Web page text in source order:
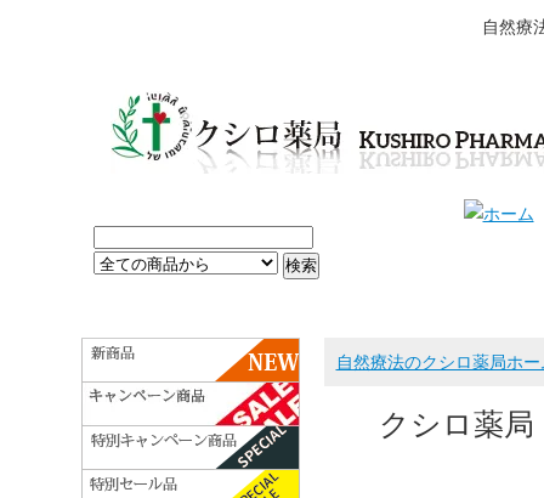
自然療
自然療法のクシロ薬局ホー
クシロ薬